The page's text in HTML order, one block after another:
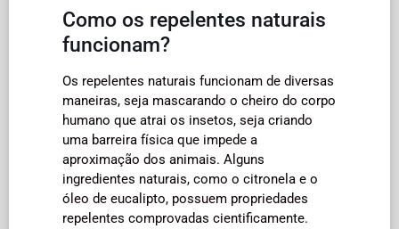
Como os repelentes naturais
funcionam?
Os repelentes naturais funcionam de diversas
maneiras, seja mascarando o cheiro do corpo
humano que atrai os insetos, seja criando
uma barreira física que impede a
aproximação dos animais. Alguns
ingredientes naturais, como o citronela e o
óleo de eucalipto, possuem propriedades
repelentes comprovadas cientificamente.